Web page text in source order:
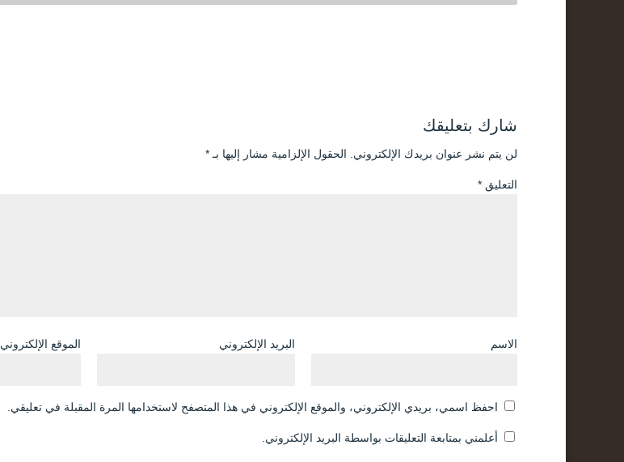
شارك بتعليقك
لن يتم نشر عنوان بريدك الإلكتروني. الحقول الإلزامية مشار إليها بـ *
التعليق *
الاسم البريد الإلكتروني الموقع الإلكتروني
احفظ اسمي، بريدي الإلكتروني، والموقع الإلكتروني في هذا المتصفح لاستخدامها المرة المقبلة في تعليقي.
أعلمني بمتابعة التعليقات بواسطة البريد الإلكتروني.